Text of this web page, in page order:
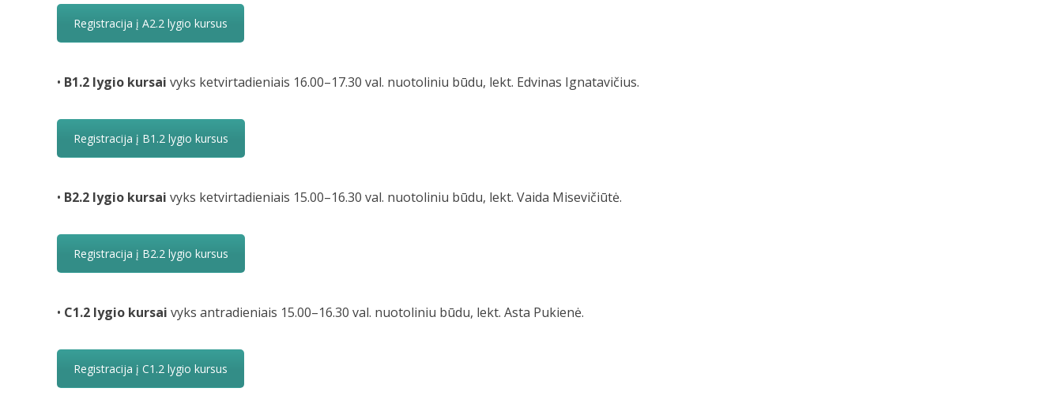
Registracija į A2.2 lygio kursus
• B1.2 lygio kursai vyks ketvirtadieniais 16.00–17.30 val. nuotoliniu būdu, lekt. Edvinas Ignatavičius.
Registracija į B1.2 lygio kursus
• B2.2 lygio kursai vyks ketvirtadieniais 15.00–16.30 val. nuotoliniu būdu, lekt. Vaida Misevičiūtė.
Registracija į B2.2 lygio kursus
• C1.2 lygio kursai vyks antradieniais 15.00–16.30 val. nuotoliniu būdu, lekt. Asta Pukienė.
Registracija į C1.2 lygio kursus